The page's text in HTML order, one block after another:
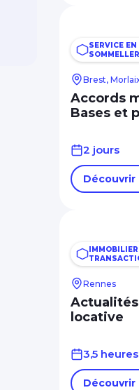
SERVICE
Brest,
Accords
Bases et
2 jours
Rennes
locative
3,5 heures